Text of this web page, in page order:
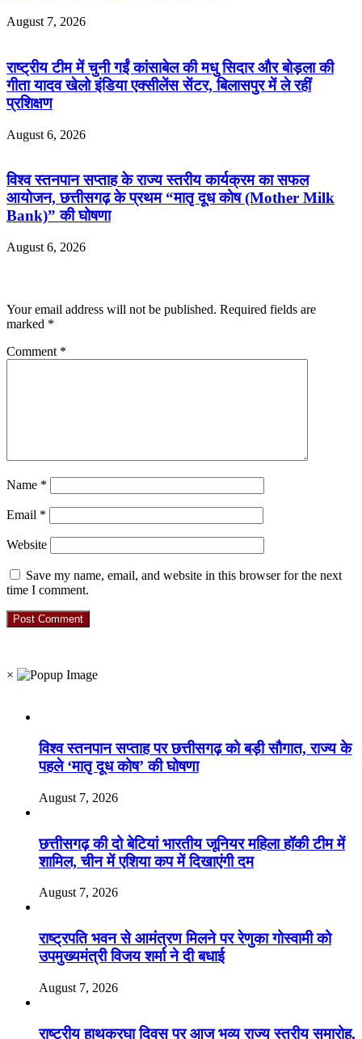
August 7, 2026
राष्ट्रीय टीम में चुनी गईं कांसाबेल की मधु सिदार और बोड़ला की
गीता यादव खेलो इंडिया एक्सीलेंस सेंटर, बिलासपुर में ले रहीं
प्रशिक्षण
August 6, 2026
विश्व स्तनपान सप्ताह के राज्य स्तरीय कार्यक्रम का सफल
आयोजन, छत्तीसगढ़ के प्रथम “मातृ दूध कोष (Mother Milk
Bank)” की घोषणा
August 6, 2026
Your email address will not be published. Required fields are
marked *
Comment *
Name *
Email *
Website
Save my name, email, and website in this browser for the next
time I comment.
×
विश्व स्तनपान सप्ताह पर छत्तीसगढ़ को बड़ी सौगात, राज्य के
पहले ‘मातृ दूध कोष’ की घोषणा
August 7, 2026
छत्तीसगढ़ की दो बेटियां भारतीय जूनियर महिला हॉकी टीम में
शामिल, चीन में एशिया कप में दिखाएंगी दम
August 7, 2026
राष्ट्रपति भवन से आमंत्रण मिलने पर रेणुका गोस्वामी को
उपमुख्यमंत्री विजय शर्मा ने दी बधाई
August 7, 2026
राष्ट्रीय हाथकरघा दिवस पर आज भव्य राज्य स्तरीय समारोह,